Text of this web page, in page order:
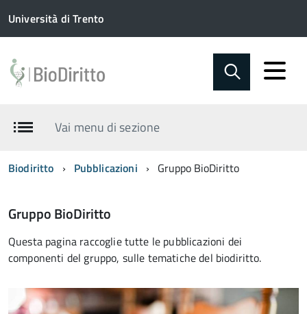
Università di Trento
Vai menu di sezione
Biodiritto Pubblicazioni Gruppo BioDiritto
Gruppo BioDiritto
Questa pagina raccoglie tutte le pubblicazioni dei
componenti del gruppo, sulle tematiche del biodiritto.